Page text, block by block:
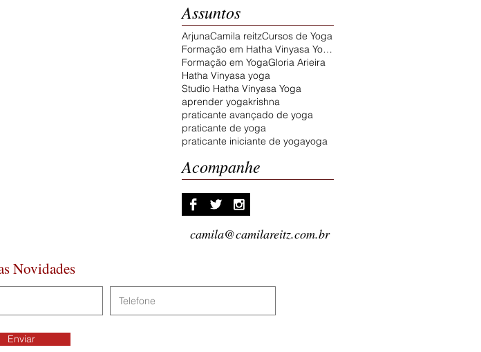
Assuntos
ArjunaCamila reitzCursos de Yoga
Formação em Hatha Vinyasa Yoga
Formação em YogaGloria Arieira
Hatha Vinyasa yoga
Studio Hatha Vinyasa Yoga
aprender yogakrishna
praticante avançado de yoga
praticante de yoga
praticante iniciante de yogayoga
Acompanhe
camila@camilareitz.com.br
Novidades
Enviar